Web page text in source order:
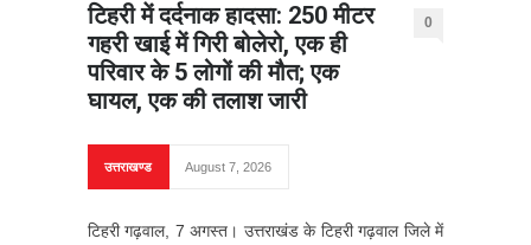
टिहरी में दर्दनाक हादसा: 250 मीटर
गहरी खाई में गिरी बोलेरो, एक ही
परिवार के 5 लोगों की मौत; एक
घायल, एक की तलाश जारी
0
उत्तराखण्ड August 7, 2026
टिहरी गढ़वाल, 7 अगस्त। उत्तराखंड के टिहरी गढ़वाल जिले में